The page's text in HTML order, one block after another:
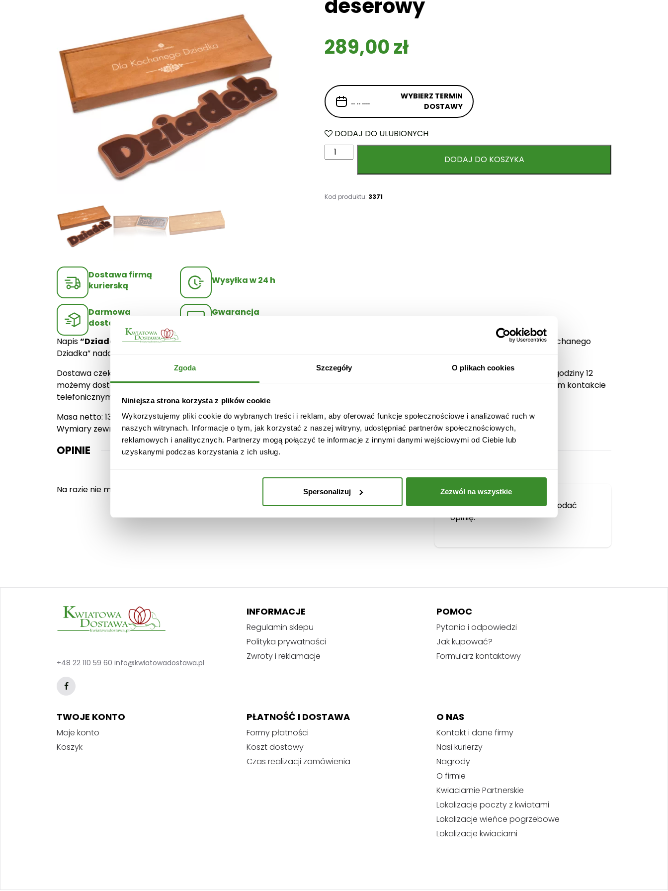
Zgoda Szczegóły O plikach cookies
Niniejsza strona korzysta z plików cookie
Wykorzystujemy pliki cookie do wybranych treści i reklam, aby oferować funkcje społecznościowe i analizować ruch w
naszych witrynach. Informacje o tym, jak korzystać z naszej witryny, udostępniać partnerów społecznościowych,
reklamowych i analitycznych. Partnerzy mogą połączyć te informacje z innymi danymi wejściowymi od Ciebie lub
uzyskanymi podczas korzystania z ich usług.
Spersonalizuj Zezwól na wszystkie
Dostawa firmą
kurierską
Wysyłka w 24 h
Darmowa
dostawa
Gwarancja
deserowy
289,00zł
WYBIERZ TERMIN
DOSTAWY
DODAJ DO ULUBIONYCH
l
ć
l
n
o
-
r
o
w
DODAJ DO KOSZYKA
Kod produktu: 3371
Napis“Dziadek”to połączenie czekolady mlecznej oraz deserowej. Drewniana skrzyneczka z edycji de Luxe z dedykacją “Dla Kochanego
Dziadka” nadaje podarunkowi elegancji. Podaruj słodki i oryginalny upominek swojemu Dziadkowi.
Dostawa czekoladowych upominków odbywa się za pośrednictwem firmy kurierskiej DPD, DHL, InPost. Zamówienia opłacone do godziny 12
możemy dostarczyć już następnego dnia roboczego. Na terenie Warszawy przesyłka jest możliwa tego samego dnia po uprzednim kontakcie
telefonicznym.
Masa netto: 130 g.
Wymiary zewnętrzne: 315x111x25mm.
OPINIE
Na razie nie ma opinii o produkcie.
Musisz sięzalogować, aby dodać
opinię.
+48 22 110 59 60 info@kwiatowadostawa.pl
INFORMACJE
Regulamin sklepu
Polityka prywatności
Zwroty i reklamacje
POMOC
Pytania i odpowiedzi
Jak kupować?
Formularz kontaktowy
TWOJE KONTO
Moje konto
Koszyk
PŁATNOŚĆ I DOSTAWA
Formy płatności
Koszt dostawy
Czas realizacji zamówienia
O NAS
Kontakt i dane firmy
Nasi kurierzy
Nagrody
O firmie
Kwiaciarnie Partnerskie
Lokalizacje poczty z kwiatami
Lokalizacje wieńce pogrzebowe
Lokalizacje kwiaciarni